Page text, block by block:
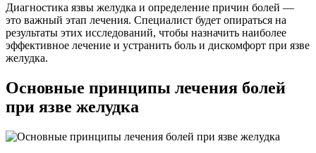
Диагностика язвы желудка и определение причин болей —
это важный этап лечения. Специалист будет опираться на
результаты этих исследований, чтобы назначить наиболее
эффективное лечение и устранить боль и дискомфорт при язве
желудка.
Основные принципы лечения болей
при язве желудка